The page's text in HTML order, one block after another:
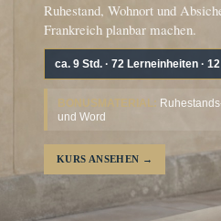
Ruhestand, Wohnort und
Frankreich planbar machen.
ca. 9 Std. · 72 Lerneinheiten ·
BONUSMATERIAL:
und Word
KURS ANSEHEN →